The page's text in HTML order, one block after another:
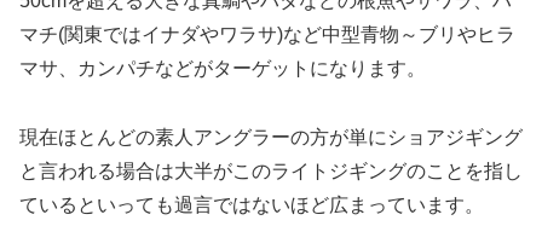
マチ(関東ではイナダやワラサ)など中型青物～ブリやヒラ
マサ、カンパチなどがターゲットになります。
現在ほとんどの素人アングラーの方が単にショアジギング
と言われる場合は大半がこのライトジギングのことを指し
ているといっても過言ではないほど広まっています。